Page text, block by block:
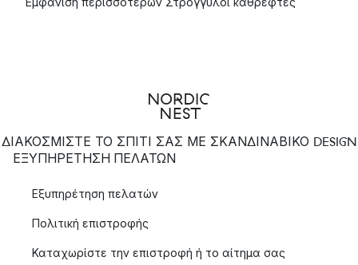
ΔΙΑΚΟΣΜΙΣΤΕ ΤΟ ΣΠΙΤΙ ΣΑΣ ΜΕ ΣΚΑΝΔΙΝΑΒΙΚΟ DESIGN
ΕΞΥΠΗΡΈΤΗΣΗ ΠΕΛΑΤΏΝ
Εξυπηρέτηση πελατών
Πολιτική επιστροφής
Καταχωρίστε την επιστροφή ή το αίτημα σας